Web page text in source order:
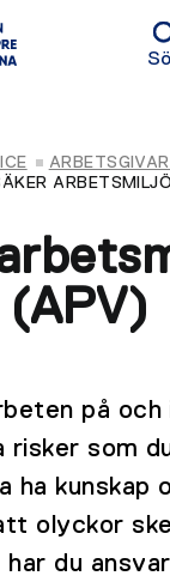
(APV)
på och
risker som
ha kunskap
olyckor
du